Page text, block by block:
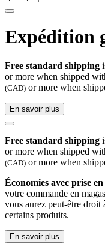
Expédition
Free standard shipping
or more when shipped
(CAD) or more when
En savoir plus
Free standard shipping
or more when shipped
(CAD) or more when
Économies avec prise
votre commande en
vous aurez peut-être droit
certains produits.
En savoir plus